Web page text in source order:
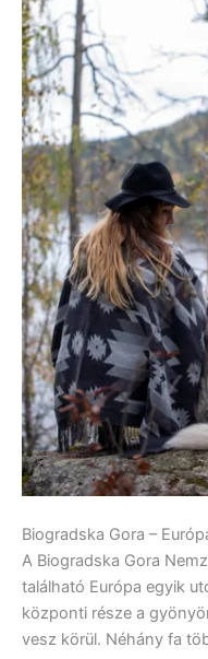
Biogradska Gora –
A Biogradska Gora
található Európa egyik
központi része a
vesz körül. Néhány fa